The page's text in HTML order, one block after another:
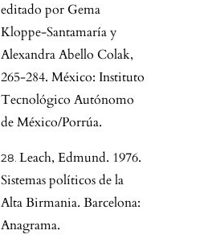
editado por Gema
Kloppe-Santamaría y
Alexandra Abello Colak,
265-284. México: Instituto
Tecnológico Autónomo
de México/Porrúa.
Leach, Edmund. 1976.
Sistemas políticos de la
Alta Birmania. Barcelona:
Anagrama.